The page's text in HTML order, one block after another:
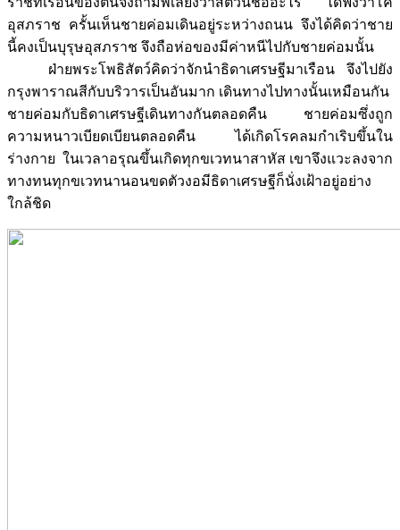
อุสภราช ครั้นเห็นชายค่อมเดินอยู่ระหว่างถนน จึงได้คิดว่าชาย
นี้คงเป็นบุรุษอุสภราช จึงถือห่อของมีค่าหนีไปกับชายค่อมนั้น
ฝ่ายพระโพธิสัตว์คิดว่าจักนำธิดาเศรษฐีมาเรือน จึงไปยัง
กรุงพาราณสีกับบริวารเป็นอันมาก เดินทางไปทางนั้นเหมือนกัน
ชายค่อมกับธิดาเศรษฐีเดินทางกันตลอดคืน ชายค่อมซึ่งถูก
ความหนาวเบียดเบียนตลอดคืน ได้เกิดโรคลมกำเริบขึ้นใน
ร่างกาย ในเวลาอรุณขึ้นเกิดทุกขเวทนาสาหัส เขาจึงแวะลงจาก
ทางทนทุกขเวทนานอนขดตัวงอมีธิดาเศรษฐีก็นั่งเฝ้าอยู่อย่าง
ใกล้ชิด